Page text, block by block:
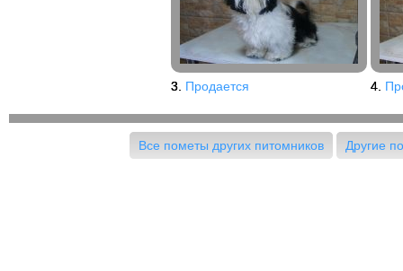
3. Продается 4.
Все пометы других питомников Другие